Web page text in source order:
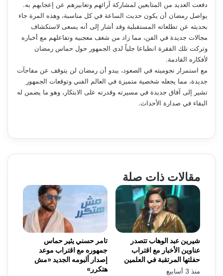
دفعت العديد من المتابعين لمشاركة آرائهم وتعابيرهم عن إعجابهم به.
يواصل رمضان أن يكون حديث الساعة في كل مناسبة، وهذه المرة جاء
بحديثه عن تطلعاته المستقبلية وقد أشار إلى أنه يسعى لاستكشاف
مجالات جديدة في الفن، مما زاد من شغف معجبيه وتفاعلهم مع أخباره
وتركت تلك الفقرة انطباعا جلياً لدى الجمهور حول حماس رمضان
لأفكاره القادمة.
مع استمرار نجوميته في الصعود، يبدو أن رمضان لن يتوقف عن مفاجآت
جديدة، مما يجعله شخصية متميزة في العالم الفني وتوقعات الجمهور
تشير إلى آفاق جديدة في مسيرته وقدرته على الابتكار، وهو ما يضمن له
البقاء في صدارة الأحداث.
مقالات ذات صلة
تامر حسني يثير حماس
جمهوره مع اقتراب موعد
إصدار ألبومه الجديد «مش
هتكرر»
شيرين عبد الوهاب تتصدر
عناوين الأخبار مع اقتراب
حفلتها المرتقبة في العلمين
منذ 3 أسابيع